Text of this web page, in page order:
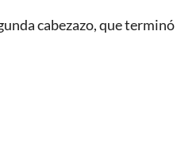
cabezazo, que terminó